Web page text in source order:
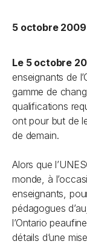
5 octobre 2009
Le 5 octobre
enseignants de
gamme de
qualifications
ont pour but de
de demain.
Alors que
monde, à
enseignants,
pédagogues
l’Ontario
détails d’une